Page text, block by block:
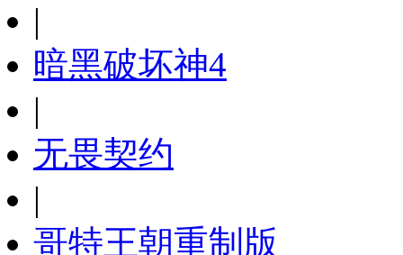
|
暗黑破坏神4
|
无畏契约
|
哥特王朝重制版